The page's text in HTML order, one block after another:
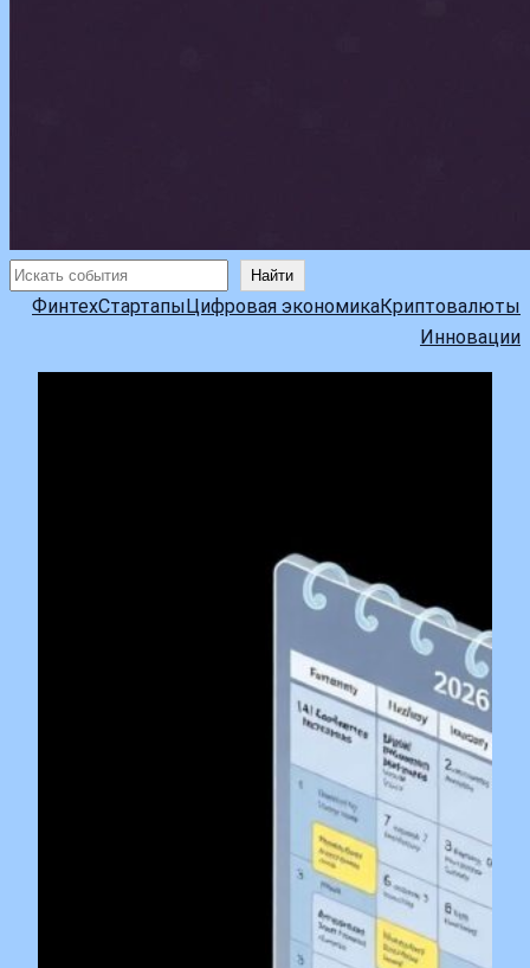
Поиск Найти
ФинтехСтартапыЦифровая экономикаКриптовалюты
Инновации